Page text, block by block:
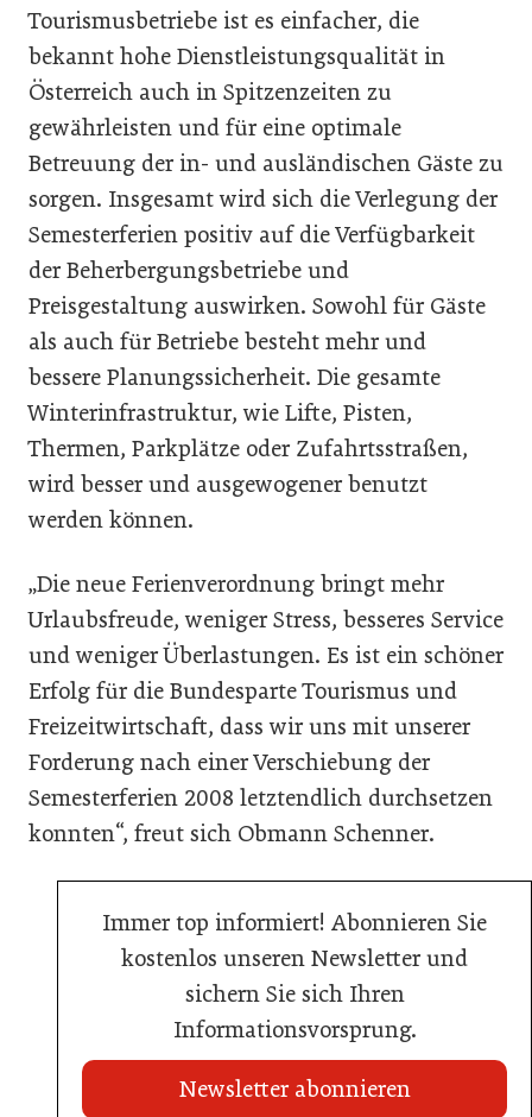
Tourismusbetriebe ist es einfacher, die
bekannt hohe Dienstleistungsqualität in
Österreich auch in Spitzenzeiten zu
gewährleisten und für eine optimale
Betreuung der in- und ausländischen Gäste zu
sorgen. Insgesamt wird sich die Verlegung der
Semesterferien positiv auf die Verfügbarkeit
der Beherbergungsbetriebe und
Preisgestaltung auswirken. Sowohl für Gäste
als auch für Betriebe besteht mehr und
bessere Planungssicherheit. Die gesamte
Winterinfrastruktur, wie Lifte, Pisten,
Thermen, Parkplätze oder Zufahrtsstraßen,
wird besser und ausgewogener benutzt
werden können.
„Die neue Ferienverordnung bringt mehr
Urlaubsfreude, weniger Stress, besseres Service
und weniger Überlastungen. Es ist ein schöner
Erfolg für die Bundesparte Tourismus und
Freizeitwirtschaft, dass wir uns mit unserer
Forderung nach einer Verschiebung der
Semesterferien 2008 letztendlich durchsetzen
konnten“, freut sich Obmann Schenner.
Immer top informiert! Abonnieren Sie
kostenlos unseren Newsletter und
sichern Sie sich Ihren
Informationsvorsprung.
Newsletter abonnieren